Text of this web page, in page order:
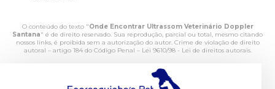
O conteúdo do texto "Onde Encontrar Ultrassom Veterinário Doppler
Santana" é de direito reservado. Sua reprodução, parcial ou total, mesmo citando
nossos links, é proibida sem a autorização do autor. Crime de violação de direito
autoral – artigo 184 do Código Penal – Lei 9610/98 - Lei de direitos autorais.